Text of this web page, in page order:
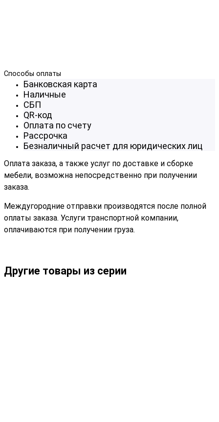
Способы оплаты
Банковская карта
Наличные
СБП
QR-код
Оплата по счету
Рассрочка
Безналичный расчет для юридических лиц
Оплата заказа, а также услуг по доставке и сборке
мебели, возможна непосредственно при получении
заказа.
Междугородние отправки производятся после полной
оплаты заказа. Услуги транспортной компании,
оплачиваются при получении груза.
Другие товары из серии